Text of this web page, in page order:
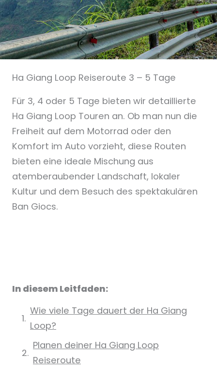
Ha Giang Loop Reiseroute 3 – 5 Tage
Für 3, 4 oder 5 Tage bieten wir detaillierte
Ha Giang Loop Touren an. Ob man nun die
Freiheit auf dem Motorrad oder den
Komfort im Auto vorzieht, diese Routen
bieten eine ideale Mischung aus
atemberaubender Landschaft, lokaler
Kultur und dem Besuch des spektakulären
Ban Giocs.
In diesem Leitfaden:
Wie viele Tage dauert der Ha Giang
Loop?
Planen deiner Ha Giang Loop
Reiseroute